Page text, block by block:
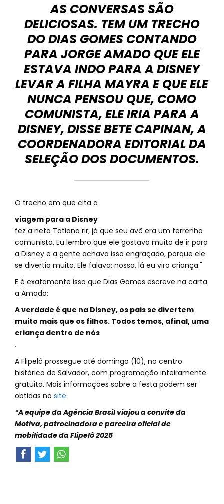
AS CONVERSAS SÃO
DELICIOSAS. TEM UM TRECHO
DO DIAS GOMES CONTANDO
PARA JORGE AMADO QUE ELE
ESTAVA INDO PARA A DISNEY
LEVAR A FILHA MAYRA E QUE ELE
NUNCA PENSOU QUE, COMO
COMUNISTA, ELE IRIA PARA A
DISNEY, DISSE BETE CAPINAN, A
COORDENADORA EDITORIAL DA
SELEÇÃO DOS DOCUMENTOS.
O trecho em que cita a
viagem para a Disney
fez a neta Tatiana rir, já que seu avô era um ferrenho
comunista. Eu lembro que ele gostava muito de ir para
a Disney e a gente achava isso engraçado, porque ele
se divertia muito. Ele falava: nossa, lá eu viro criança."
E é exatamente isso que Dias Gomes escreve na carta
a Amado:
A verdade é que na Disney, os pais se divertem
muito mais que os filhos. Todos temos, afinal, uma
criança dentro de nós
.
A Flipelô prossegue até domingo (10), no centro
histórico de Salvador, com programação inteiramente
gratuita. Mais informações sobre a festa podem ser
obtidas no site.
*A equipe da Agência Brasil viajou a convite da
Motiva, patrocinadora e parceira oficial de
mobilidade da Flipelô 2025